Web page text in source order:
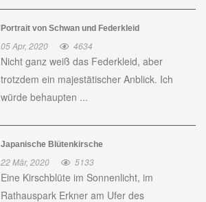
Portrait von Schwan und Federkleid
05 Apr, 2020 4634
Nicht ganz weiß das Federkleid, aber
trotzdem ein majestätischer Anblick. Ich
würde behaupten ...
Japanische Blütenkirsche
22 Mär, 2020 5133
Eine Kirschblüte im Sonnenlicht, im
Rathauspark Erkner am Ufer des